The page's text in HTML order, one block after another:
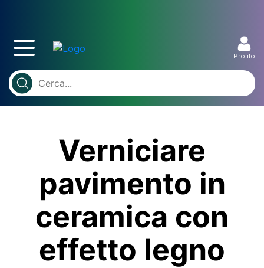
Profilo
Verniciare
pavimento in
ceramica con
effetto legno